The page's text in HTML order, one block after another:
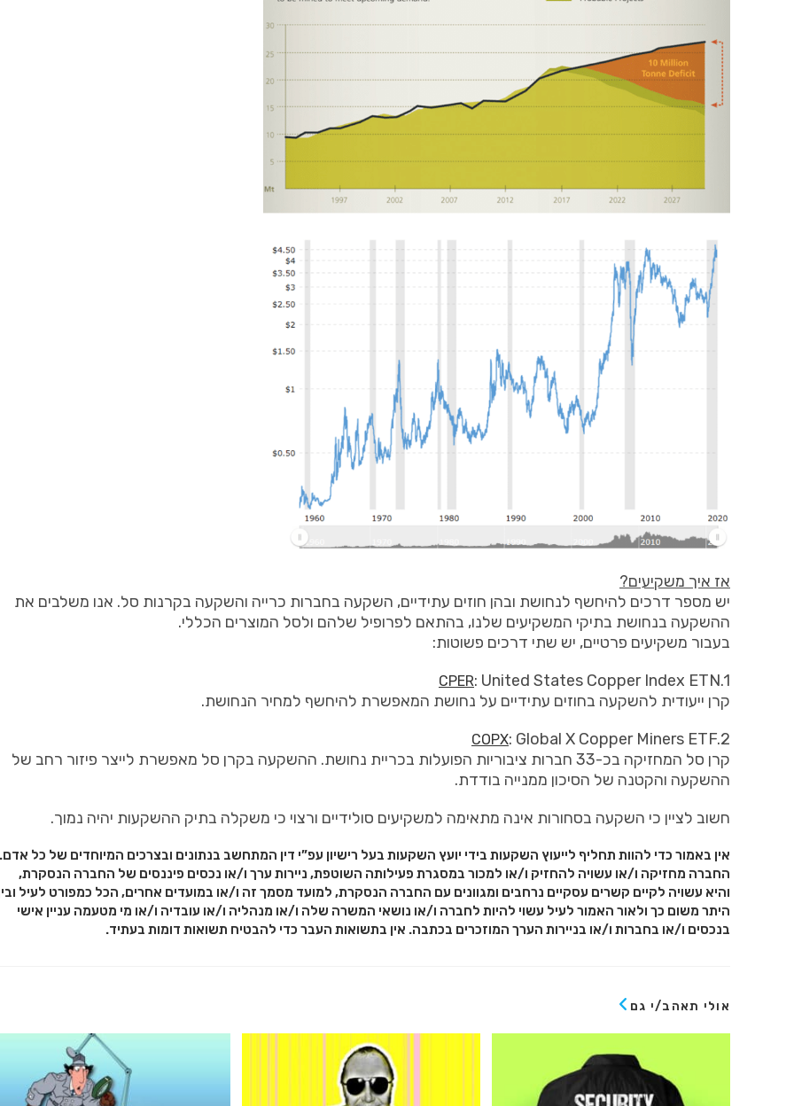
אז איך משקיעים?
יש מספר דרכים להיחשף לנחושת ובהן חוזים עתידיים, השקעה בחברות כרייה והשקעה בקרנות סל. אנו משלבים את
ההשקעה בנחושת בתיקי המשקיעים שלנו, בהתאם לפרופיל שלהם ולסל המוצרים הכללי.
בעבור משקיעים פרטיים, יש שתי דרכים פשוטות:
CPER: United States Copper Index ETN.1
קרן ייעודית להשקעה בחוזים עתידיים על נחושת המאפשרת להיחשף למחיר הנחושת.
COPX: Global X Copper Miners ETF.2
קרן סל המחזיקה בכ-33 חברות ציבוריות הפועלות בכריית נחושת. ההשקעה בקרן סל מאפשרת לייצר פיזור רחב של
ההשקעה והקטנה של הסיכון ממנייה בודדת.
חשוב לציין כי השקעה בסחורות אינה מתאימה למשקיעים סולידיים ורצוי כי משקלה בתיק ההשקעות יהיה נמוך.
אין באמור כדי להוות תחליף לייעוץ השקעות בידי יועץ השקעות בעל רישיון עפ”י דין המתחשב בנתונים ובצרכים המיוחדים של כל אדם.
החברה מחזיקה ו/או עשויה להחזיק ו/או למכור במסגרת פעילותה השוטפת, ניירות ערך ו/או נכסים פיננסים של החברה הנסקרת,
והיא עשויה לקיים קשרים עסקיים נרחבים ומגוונים עם החברה הנסקרת, למועד מסמך זה ו/או במועדים אחרים, הכל כמפורט לעיל
היתר משום כך ולאור האמור לעיל עשוי להיות לחברה ו/או נושאי המשרה שלה ו/או מנהליה ו/או עובדיה ו/או מי מטעמה עניין אישי
בנכסים ו/או בחברות ו/או בניירות הערך המוזכרים בכתבה. אין בתשואות העבר כדי להבטיח תשואות דומות בעתיד.
אולי תאהב/י גם